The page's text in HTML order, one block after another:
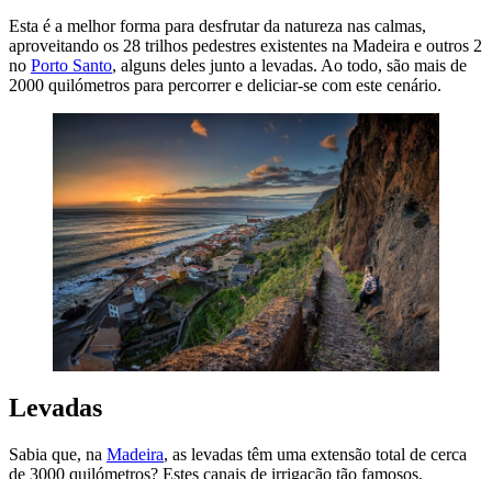
Esta é a melhor forma para desfrutar da natureza nas calmas,
aproveitando os 28 trilhos pedestres existentes na Madeira e outros 2
no Porto Santo, alguns deles junto a levadas. Ao todo, são mais de
2000 quilómetros para percorrer e deliciar-se com este cenário.
Levadas
Sabia que, na Madeira, as levadas têm uma extensão total de cerca
de 3000 quilómetros? Estes canais de irrigação tão famosos,